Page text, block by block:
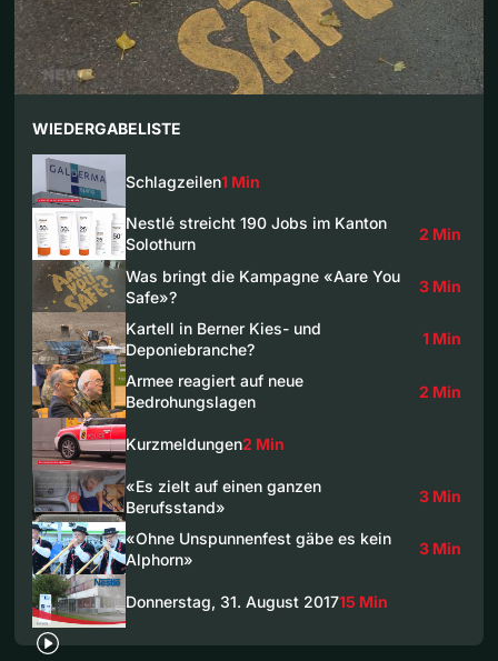
WIEDERGABELISTE
Schlagzeilen1 Min
Nestlé streicht 190 Jobs im Kanton
Solothurn
2 Min
Was bringt die Kampagne «Aare You
Safe»?
3 Min
Kartell in Berner Kies- und
Deponiebranche?
1 Min
Armee reagiert auf neue
Bedrohungslagen
2 Min
Kurzmeldungen2 Min
«Es zielt auf einen ganzen
Berufsstand»
3 Min
«Ohne Unspunnenfest gäbe es kein
Alphorn»
3 Min
Donnerstag, 31. August 201715 Min